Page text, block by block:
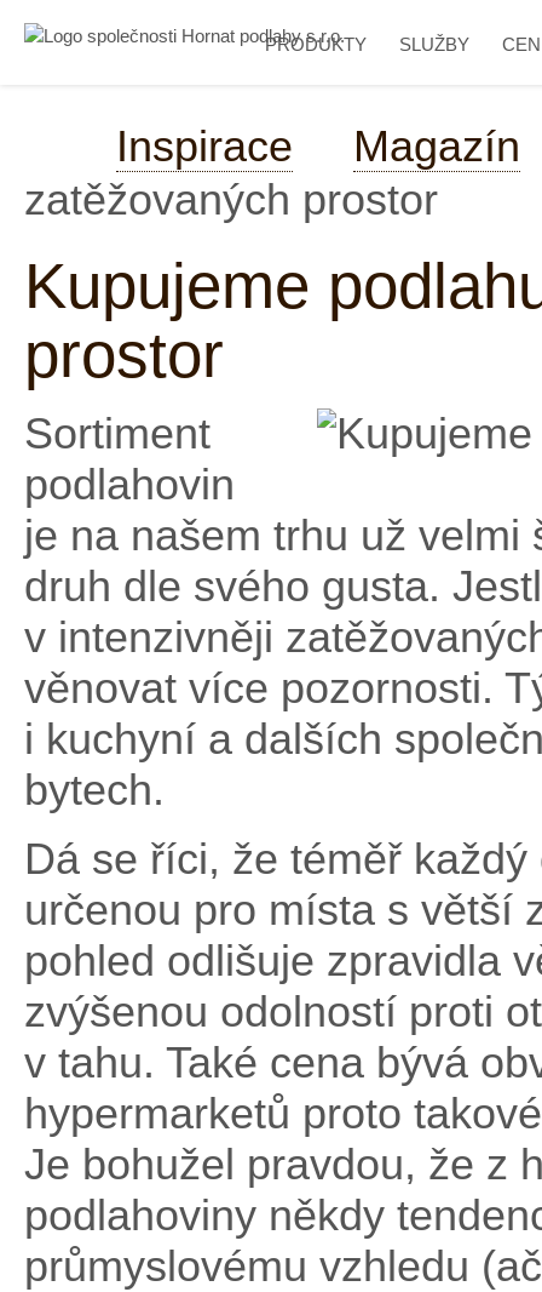
PRODUKTY SLUŽBY
Inspirace
Magazín
zatěžovaných prostor
Kupujeme
prostor
Sortiment
podlahovin
je na našem trhu už
druh dle svého gusta.
v intenzivněji
věnovat více pozornosti.
i kuchyní a dalších
bytech.
Dá se říci, že téměř
určenou pro místa s větší
pohled odlišuje zpravidla
zvýšenou odolností proti
v tahu. Také cena bývá
hypermarketů proto
Je bohužel pravdou, že z
podlahoviny někdy
průmyslovému vzhledu